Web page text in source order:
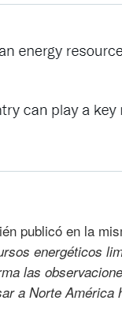
publicó en la
energéticos
las
a Norte América